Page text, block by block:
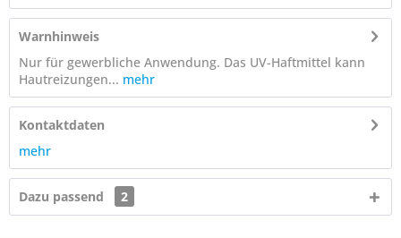
Warnhinweis
Nur für gewerbliche Anwendung. Das UV-Haftmittel kann
Hautreizungen... mehr
Kontaktdaten
mehr
Dazu passend 2